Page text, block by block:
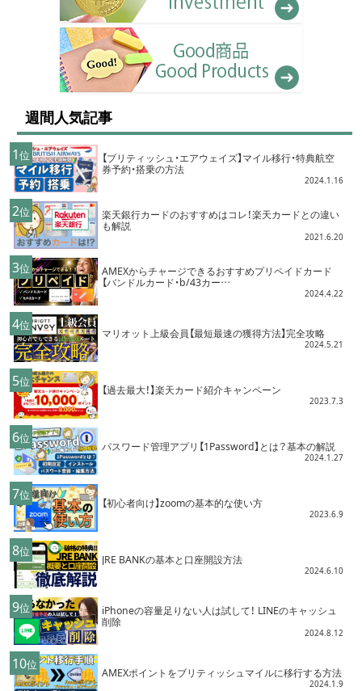
週間人気記事
1位 【ブリティッシュ・エアウェイズ】マイル移行・特典航空
券予約・搭乗の方法
2024.1.16
2位 楽天銀行カードのおすすめはコレ！楽天カードとの違い
も解説
2021.6.20
3位 AMEXからチャージできるおすすめプリペイドカード
【バンドルカード・b/43カー…
2024.4.22
4位
マリオット上級会員【最短最速の獲得方法】完全攻略
2024.5.21
5位
【過去最大！】楽天カード紹介キャンペーン
2023.7.3
6位
パスワード管理アプリ【1Password】とは？基本の解説
2024.1.27
7位
【初心者向け】zoomの基本的な使い方
2023.6.9
8位
JRE BANKの基本と口座開設方法
2024.6.10
9位 iPhoneの容量足りない人は試して！ LINEのキャッシュ
削除
2024.8.12
10位
AMEXポイントをブリティッシュマイルに移行する方法
2024.1.9